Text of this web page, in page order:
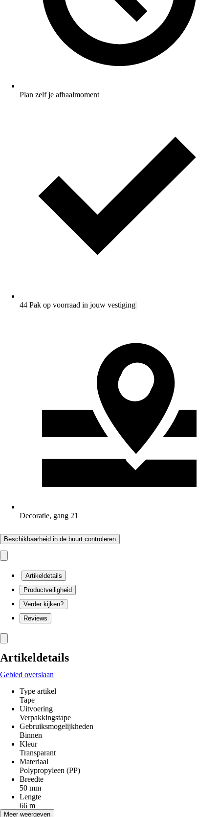
Plan zelf je afhaalmoment
44 Pak op voorraad in jouw vestiging
Decoratie, gang 21
Beschikbaarheid in de buurt controleren
Artikeldetails
Productveiligheid
Verder kijken?
Reviews
Artikeldetails
Gebied overslaan
Type artikel
Tape
Uitvoering
Verpakkingstape
Gebruiksmogelijkheden
Binnen
Kleur
Transparant
Materiaal
Polypropyleen (PP)
Breedte
50 mm
Lengte
66 m
Toepassing
Meer weergeven